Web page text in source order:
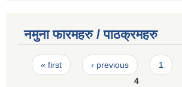
नमुना फारमहरु / पाठक्रमहरु
Pages
« first ‹ previous 1
4